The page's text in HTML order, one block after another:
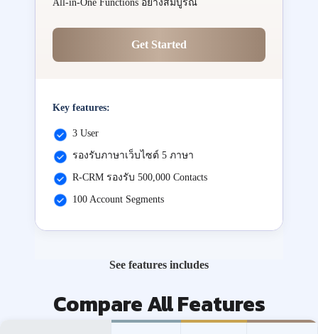
All-in-One Functions อย่างสมบูรณ์
Get Started
Key features:
3 User
รองรับภาษาเว็บไซต์ 5 ภาษา
R-CRM รองรับ 500,000 Contacts
100 Account Segments
See features includes
Compare All Features